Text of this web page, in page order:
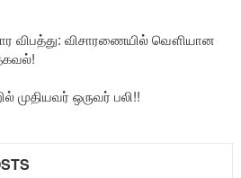
விபத்து: விசாரணையில் வௌியான
முதியவர் ஒருவர் பலி!!